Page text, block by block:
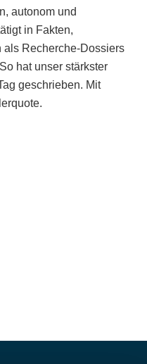
autonom und
in Fakten,
Recherche-Dossiers
hat unser stärkster
geschrieben. Mit